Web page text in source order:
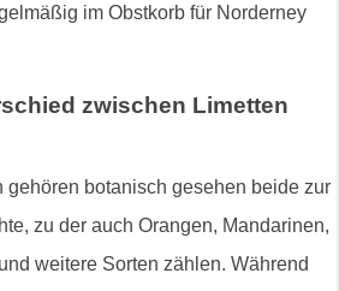
im Obstkorb für Norderney
zwischen Limetten
gehören botanisch gesehen beide zur
zu der auch Orangen, Mandarinen,
weitere Sorten zählen. Während